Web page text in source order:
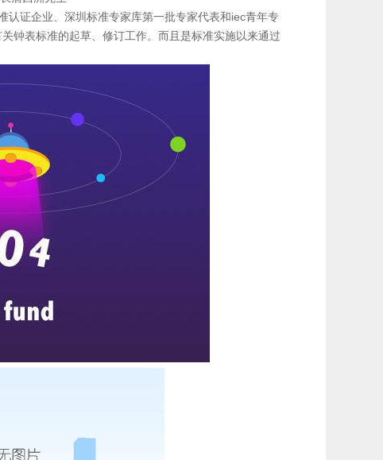
证企业、深圳标准专家库第一批专家代表和iec青年专
钟表标准的起草、修订工作。而且是标准实施以来通过